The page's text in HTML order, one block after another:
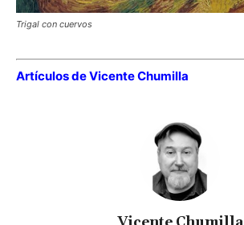
Trigal con cuervos
Artículos de Vicente Chumilla